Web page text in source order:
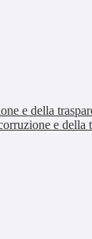
e della
e della